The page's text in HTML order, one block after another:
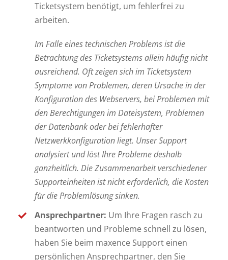
Ticketsystem benötigt, um fehlerfrei zu
arbeiten.
Im Falle eines technischen Problems ist die
Betrachtung des Ticketsystems allein häufig nicht
ausreichend. Oft zeigen sich im Ticketsystem
Symptome von Problemen, deren Ursache in der
Konfiguration des Webservers, bei Problemen mit
den Berechtigungen im Dateisystem, Problemen
der Datenbank oder bei fehlerhafter
Netzwerkkonfiguration liegt. Unser Support
analysiert und löst Ihre Probleme deshalb
ganzheitlich. Die Zusammenarbeit verschiedener
Supporteinheiten ist nicht erforderlich, die Kosten
für die Problemlösung sinken.
Ansprechpartner: Um Ihre Fragen rasch zu
beantworten und Probleme schnell zu lösen,
haben Sie beim maxence Support einen
persönlichen Ansprechpartner, den Sie